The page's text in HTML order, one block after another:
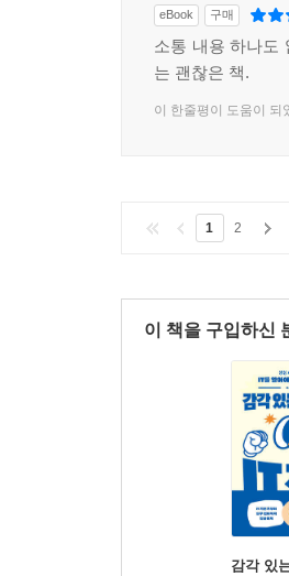
eBook 구매
소통 내용 하나도
는 괜찮은 책.
이 한줄평이 도움이 되
1 2
이 책을 구입하신
감각 있